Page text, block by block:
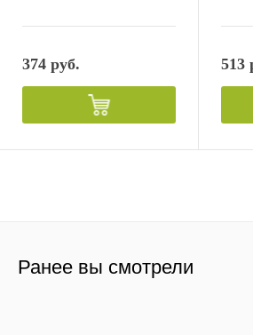
374 руб. 513
Ранее вы смотрели